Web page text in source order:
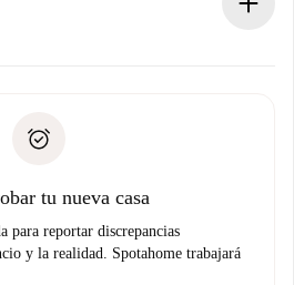
haremos ningún cargo y te
problema.
tu nueva casa
para reportar discrepancias
y la realidad. Spotahome trabajará